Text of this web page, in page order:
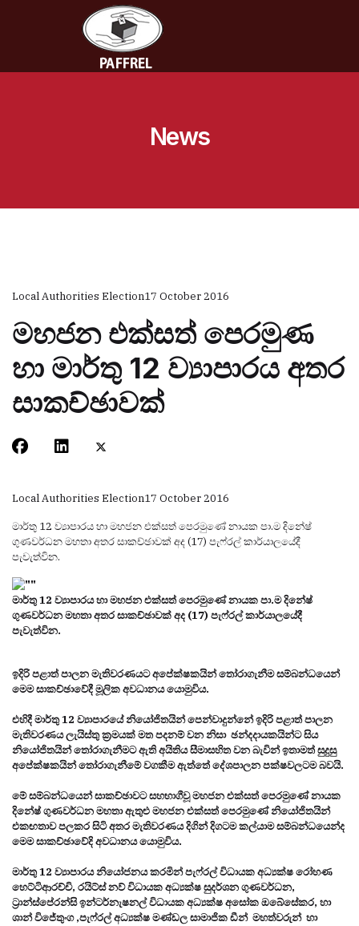
News
Local Authorities Election17 October 2016
මහජන එක්සත් පෙරමුණ
හා මාර්තු 12 ව්‍යාපාරය අතර
සාකච්ඡාවක්
Local Authorities Election17 October 2016
මාර්තු 12 ව්‍යාපාරය හා මහජන එක්සත් පෙරමුණේ නායක පා.ම දිනේෂ්
ගුණවර්ධන මහතා අතර සාකච්ඡාවක් අද (17) පැෆ්රල් කාර්යාලයේදී
පැවැත්වින.
මාර්තු 12 ව්‍යාපාරය හා මහජන එක්සත් පෙරමුණේ නායක පා.ම දිනේෂ්
ගුණවර්ධන මහතා අතර සාකච්ඡාවක් අද (17) පැෆ්රල් කාර්යාලයේදී
පැවැත්වින.
ඉදිරි පළාත් පාලන මැතිවරණයට අපේක්ෂකයින් තෝරාගැනීම සම්බන්ධයෙන්
මෙම සාකච්ඡාවේදී මූලික අවධානය යොමුවිය.
එහිදී මාර්තු 12 ව්‍යාපාරයේ නියෝජිතයින් පෙන්වාදුන්නේ ඉදිරි පළාත් පාලන
මැතිවරණය ලැයිස්තු ක්‍රමයක් මත පදනම් වන නිසා ඡන්දදායකයින්ට සිය
නියෝජිතයින් තෝරාගැනීමට ඇති අයිතිය සීමාසහිත වන බැවින් ඉතාමත් සුදුසු
අපේක්ෂකයින් තෝරාගැනීමේ වගකීම ඇත්තේ දේශපාලන පක්ෂවලටම බවයි.
මේ සම්බන්ධයෙන් සාකච්ඡාවට සහභාගීවූ මහජන එක්සත් පෙරමුණේ නායක
දිනේෂ් ගුණවර්ධන මහතා ඇතුළු මහජන එක්සත් පෙරමුණේ නියෝජිතයින්
එකඟතාව පලකර සිටි අතර මැතිවරණය දිගින් දිගටම කල්යාම සම්බන්ධයෙන්ද
මෙම සාකච්ඡාවේදි අවධානය යොමුවිය.
මාර්තු 12 ව්‍යාපාරය නියෝජනය කරමින් පැෆ්රල් විධායක අධ්‍යක්ෂ රෝහණ
හෙට්ටිආරච්චි, රයිට්ස් නව් විධායක අධ්‍යක්ෂ සුදර්ශන ගුණවර්ධන,
ට්‍රාන්ස්පේරන්සි ඉන්ටර්නැෂනල් විධායක අධ්‍යක්ෂ අසෝක ඔබේසේකර, හා
ශාන් විජේතුංග ,පැෆ්රල් අධ්‍යක්ෂ මණ්ඩල සාමාජික ඩීන් මහත්වරුන් හා